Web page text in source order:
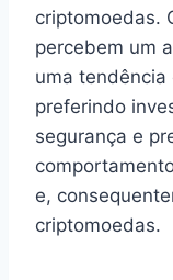
criptomoedas.
percebem um
uma
preferindo
segurança e
e,
criptomoedas.